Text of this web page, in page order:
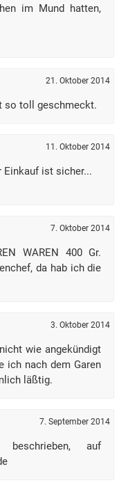
im Mund hatten,
21. Oktober 2014
so toll geschmeckt.
11. Oktober 2014
Einkauf ist sicher...
7. Oktober 2014
WAREN 400 Gr.
da hab ich die
3. Oktober 2014
wie angekündigt
ich nach dem Garen
läßtig.
7. September 2014
auf